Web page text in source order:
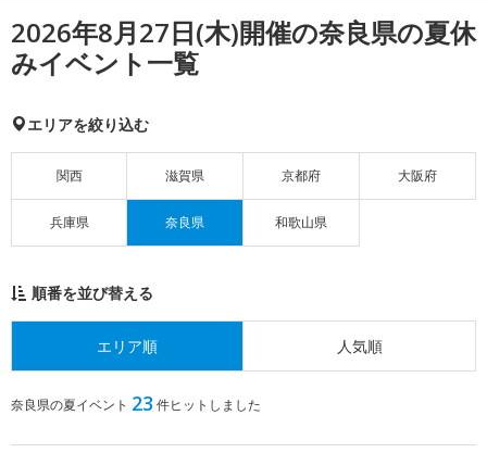
2026年8月27日(木)開催の奈良県の夏休
みイベント一覧
エリアを絞り込む
関西 滋賀県 京都府 大阪府
兵庫県 奈良県 和歌山県
順番を並び替える
エリア順 人気順
奈良県の夏イベント 23 件ヒットしました